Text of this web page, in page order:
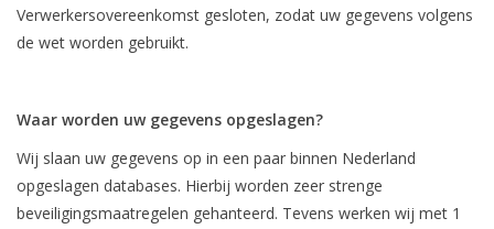
Verwerkersovereenkomst gesloten, zodat uw gegevens volgens
de wet worden gebruikt.
Waar worden uw gegevens opgeslagen?
Wij slaan uw gegevens op in een paar binnen Nederland
opgeslagen databases. Hierbij worden zeer strenge
beveiligingsmaatregelen gehanteerd. Tevens werken wij met 1